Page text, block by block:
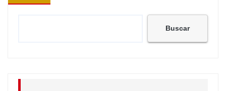
Buscar